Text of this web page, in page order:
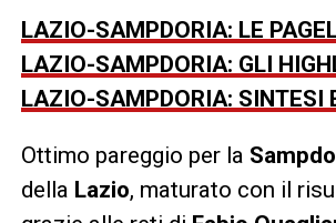
LAZIO-SAMPDORIA: LE
LAZIO-SAMPDORIA: GLI
LAZIO-SAMPDORIA: SINTESI
Ottimo pareggio per la
della Lazio, maturato con il